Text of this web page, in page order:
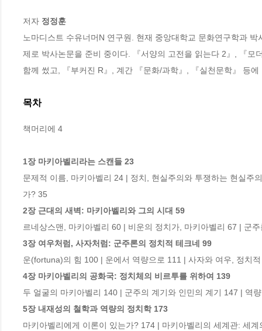
저자 정정훈
노마디스트 수유너머N 연구원. 현재 중앙대학교 문화연구학과
제로 박사논문을 준비 중이다. 『서양의 고전을 읽는다 2』, 『
함께 썼고, 『부커진 R』, 계간 『문화/과학』, 『실천문학』 등에
목차
책머리에 4
1장 마키아벨리라는 스캔들 23
문제적 이름, 마키아벨리 24 | 정치, 현실주의와 투쟁하는 현실주
2장 근대의 새벽: 마키아벨리와 그의 시대 59
3장 여우처럼, 사자처럼: 군주론의 정치적 테크네 99
4장 마키아벨리의 공화국: 정치체의 비르투를 위하여 139
5장 내재성의 철학과 역량의 정치학 173
마키아벨리에게 이론이 있는가? 174 | 마키아벨리의 세계관: 세